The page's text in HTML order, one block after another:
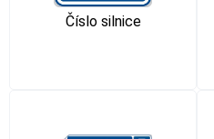
Číslo silnice